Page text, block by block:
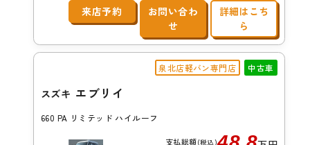
来店予約
お問い合わ
せ
詳細はこち
ら
泉北店軽バン専門店 中古車
スズキ エブリイ
660 PA リミテッド ハイルーフ
支払総額(税込)